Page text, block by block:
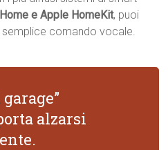
e Apple HomeKit, puoi
comando vocale.
alzarsi